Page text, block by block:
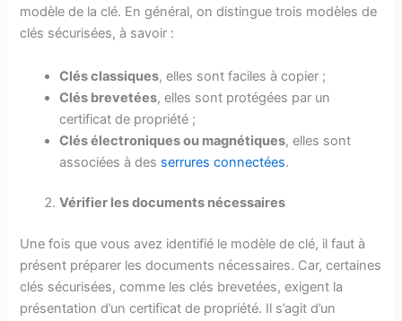
modèle de la clé. En général, on distingue trois modèles de
clés sécurisées, à savoir :
Clés classiques, elles sont faciles à copier ;
Clés brevetées, elles sont protégées par un
certificat de propriété ;
Clés électroniques ou magnétiques, elles sont
associées à des serrures connectées.
Vérifier les documents nécessaires
Une fois que vous avez identifié le modèle de clé, il faut à
présent préparer les documents nécessaires. Car, certaines
clés sécurisées, comme les clés brevetées, exigent la
présentation d’un certificat de propriété. Il s’agit d’un